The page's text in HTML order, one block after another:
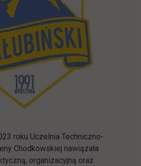
roku Uczelnia Techniczno-
Chodkowskiej nawiązała
organizacyjną oraz